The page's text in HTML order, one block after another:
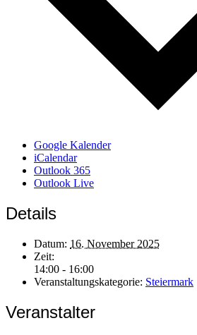
Google Kalender
iCalendar
Outlook 365
Outlook Live
Details
Datum: 16. November 2025
Zeit:
14:00 - 16:00
Veranstaltungskategorie: Steiermark
Veranstalter